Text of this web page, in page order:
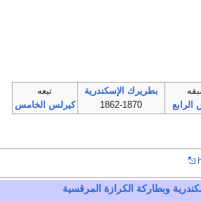
الرابع
بطريرك الإسكندرية
1862-1870
تبعه
كيرلس الخامس
وبطاركة الكرازة المرقسية